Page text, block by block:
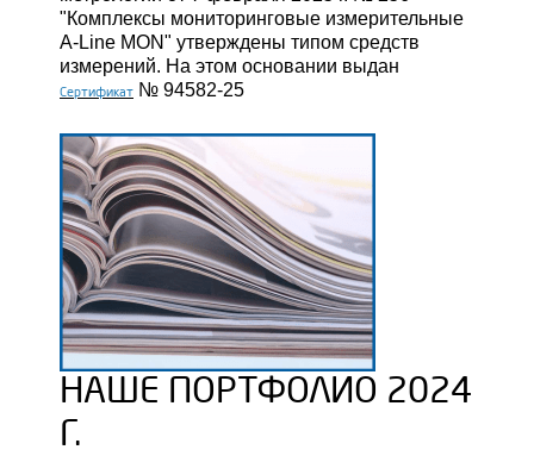
"Комплексы мониторинговые измерительные
A-Line MON" утверждены типом средств
измерений. На этом основании выдан
Сертификат № 94582-25
НАШЕ ПОРТФОЛИО 2024
Г.